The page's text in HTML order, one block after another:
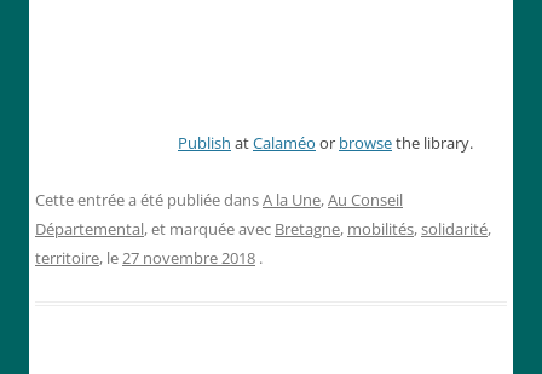
Publish atCalaméo or browsethe library.
Cette entrée a été publiée dansA la Une,Au Conseil
Départemental, et marquée avec Bretagne, mobilités,solidarité,
territoire, le27 novembre 2018 .